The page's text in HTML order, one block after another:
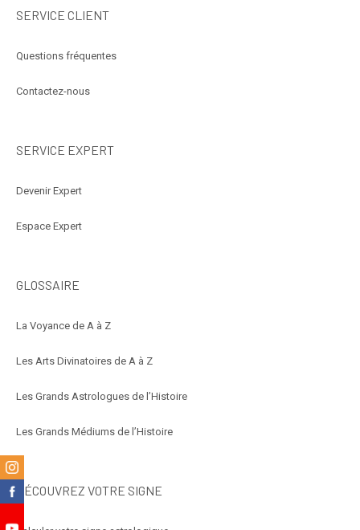
SERVICE CLIENT
Questions fréquentes
Contactez-nous
SERVICE EXPERT
Devenir Expert
Espace Expert
GLOSSAIRE
La Voyance de A à Z
Les Arts Divinatoires de A à Z
Les Grands Astrologues de l’Histoire
Les Grands Médiums de l’Histoire
DÉCOUVREZ VOTRE SIGNE